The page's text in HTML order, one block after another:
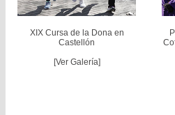
XIX Cursa de la Dona en
Castellón
[Ver Galería]